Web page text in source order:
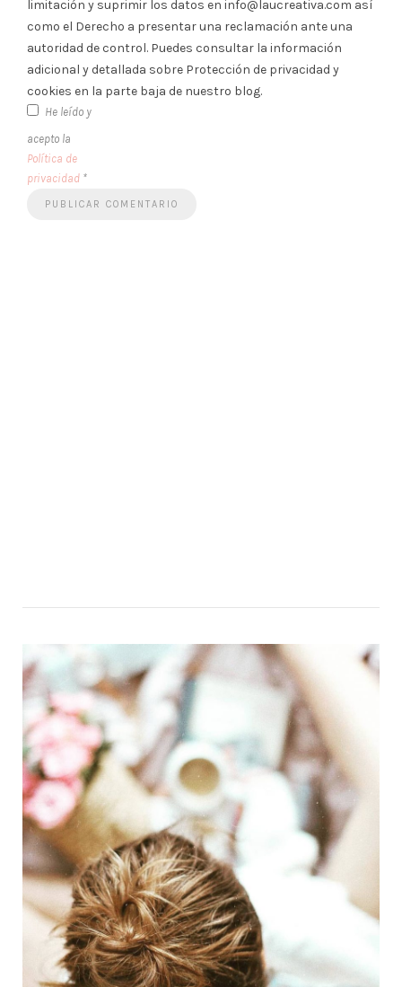
limitación y suprimir los datos en info@laucreativa.com así
como el Derecho a presentar una reclamación ante una
autoridad de control. Puedes consultar la información
adicional y detallada sobre Protección de privacidad y
cookies en la parte baja de nuestro blog.
He leído y
acepto la
Política de
privacidad *